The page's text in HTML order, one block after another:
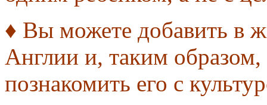
♦ Вы можете добавить в
Англии и, таким образом,
познакомить его с